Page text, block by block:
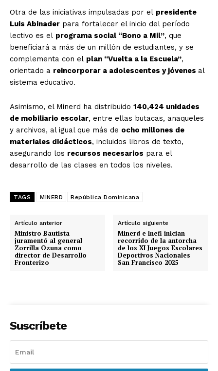
Otra de las iniciativas impulsadas por el presidente
Luis Abinader para fortalecer el inicio del período
lectivo es el programa social “Bono a Mil”, que
beneficiará a más de un millón de estudiantes, y se
complementa con el plan “Vuelta a la Escuela”,
orientado a reincorporar a adolescentes y jóvenes al
sistema educativo.
Asimismo, el Minerd ha distribuido 140,424 unidades
de mobiliario escolar, entre ellas butacas, anaqueles
y archivos, al igual que más de ocho millones de
materiales didácticos, incluidos libros de texto,
asegurando los recursos necesarios para el
desarrollo de las clases en todos los niveles.
TAGS MINERD República Dominicana
Artículo anterior
Ministro Bautista
juramentó al general
Zorrilla Ozuna como
director de Desarrollo
Fronterizo
Artículo siguiente
Minerd e Inefi inician
recorrido de la antorcha
de los XI Juegos Escolares
Deportivos Nacionales
San Francisco 2025
Suscríbete